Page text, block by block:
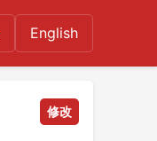
English
修改